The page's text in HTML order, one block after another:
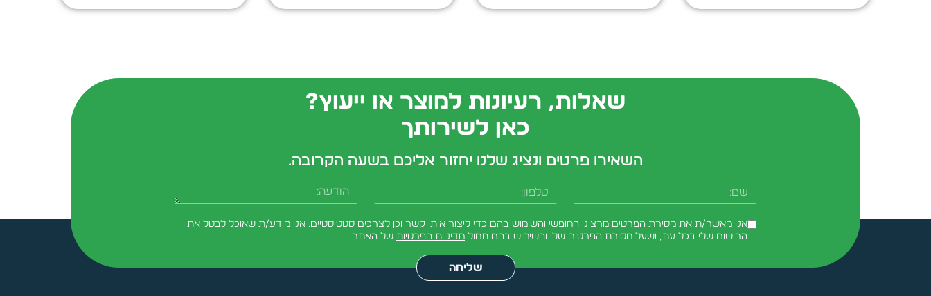
שאלות, רעיונות למוצר או ייעוץ?
כאן לשירותך
השאירו פרטים ונציג שלנו יחזור אליכם בשעה הקרובה.
שם טלפון הודעה
אני מאשר/ת את מסירת הפרטים מרצוני החופשי והשימוש בהם כדי ליצור איתי קשר וכן לצרכים סטטיסטיים. אני מודע/ת שאוכל לבטל את
הרישום שלי בכל עת, ושעל מסירת הפרטים שלי והשימוש בהם תחול מדיניות הפרטיות של האתר
שליחה